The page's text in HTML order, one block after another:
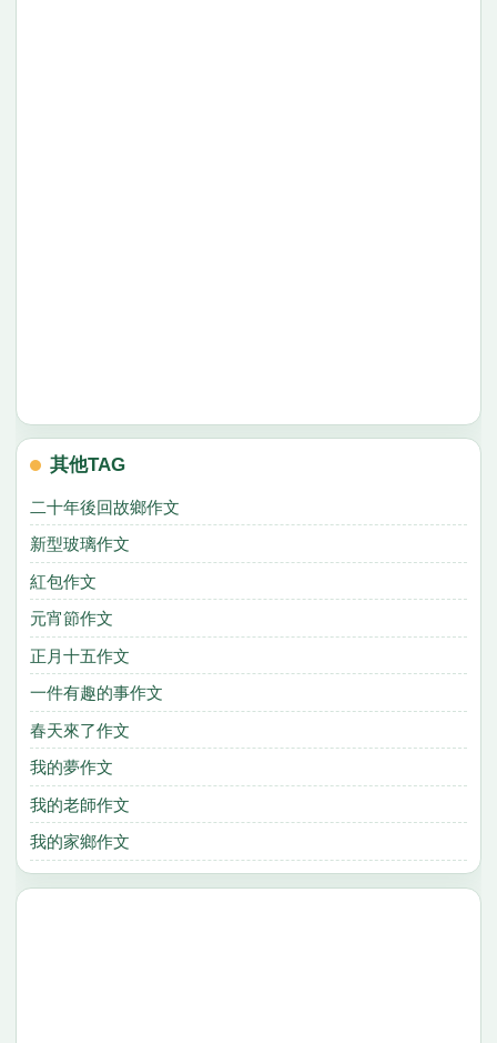
其他TAG
二十年後回故鄉作文
新型玻璃作文
紅包作文
元宵節作文
正月十五作文
一件有趣的事作文
春天來了作文
我的夢作文
我的老師作文
我的家鄉作文